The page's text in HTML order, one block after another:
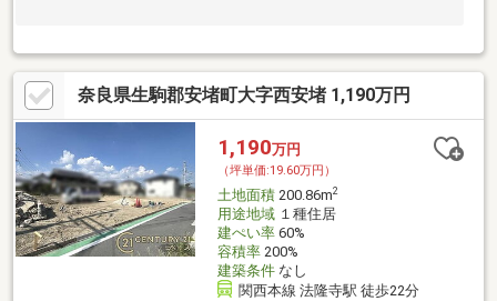
奈良県生駒郡安堵町大字西安堵 1,190万円
1,190万円
（坪単価:19.60万円）
土地面積200.86m2
用途地域１種住居
建ぺい率60%
容積率200%
建築条件なし
関西本線 法隆寺駅 徒歩22分